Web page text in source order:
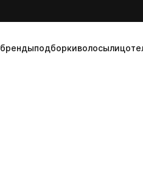
брендыподборкиволосылицо